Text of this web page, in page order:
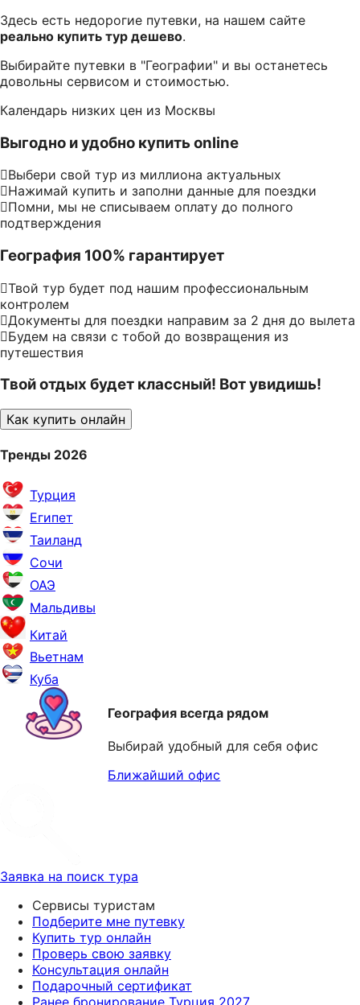
Здесь есть недорогие путевки, на нашем сайте
реально купить тур дешево.
Выбирайте путевки в "Географии" и вы останетесь
довольны сервисом и стоимостью.
Календарь низких цен из Москвы
Выгодно и удобно купить online
Выбери свой тур из миллиона актуальных
Нажимай купить и заполни данные для поездки
Помни, мы не списываем оплату до полного
подтверждения
География 100% гарантирует
Твой тур будет под нашим профессиональным
контролем
Документы для поездки направим за 2 дня до вылета
Будем на связи с тобой до возвращения из
путешествия
Твой отдых будет классный! Вот увидишь!
Как купить онлайн
Тренды 2026
Турция
Египет
Таиланд
Сочи
ОАЭ
Мальдивы
Китай
Вьетнам
Куба
География всегда рядом
Выбирай удобный для себя офис
Ближайший офис
Заявка на поиск тура
Сервисы туристам
Подберите мне путевку
Купить тур онлайн
Проверь свою заявку
Консультация онлайн
Подарочный сертификат